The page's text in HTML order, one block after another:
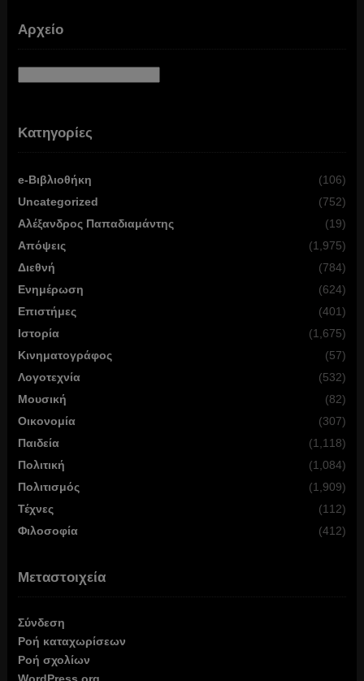
Αρχείο
Κατηγορίες
e-Βιβλιοθήκη
(106)
Uncategorized
(752)
Αλέξανδρος Παπαδιαμάντης
(19)
Απόψεις
(1,975)
Διεθνή
(784)
Ενημέρωση
(624)
Επιστήμες
(401)
Ιστορία
(1,675)
Κινηματογράφος
(57)
Λογοτεχνία
(532)
Μουσική
(82)
Οικονομία
(307)
Παιδεία
(1,118)
Πολιτική
(1,084)
Πολιτισμός
(1,909)
Τέχνες
(112)
Φιλοσοφία
(412)
Μεταστοιχεία
Σύνδεση
Ροή καταχωρίσεων
Ροή σχολίων
WordPress.org